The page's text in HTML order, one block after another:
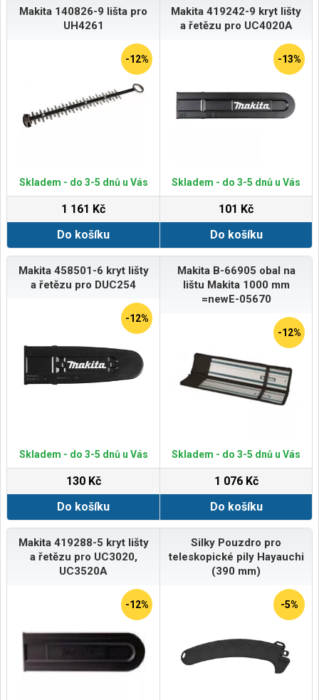
Makita 140826-9 lišta pro
UH4261
-12%
Skladem - do 3-5 dnů u Vás
1 161 Kč
Do košíku
Makita 419242-9 kryt lišty
a řetězu pro UC4020A
-13%
Skladem - do 3-5 dnů u Vás
101 Kč
Do košíku
Makita 458501-6 kryt lišty
a řetězu pro DUC254
-12%
Skladem - do 3-5 dnů u Vás
130 Kč
Do košíku
Makita B-66905 obal na
lištu Makita 1000 mm
=newE-05670
-12%
Skladem - do 3-5 dnů u Vás
1 076 Kč
Do košíku
Makita 419288-5 kryt lišty
a řetězu pro UC3020,
UC3520A
-12%
Silky Pouzdro pro
teleskopické pily Hayauchi
(390 mm)
-5%